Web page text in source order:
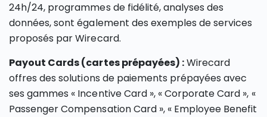
24h/24, programmes de fidélité, analyses des
données, sont également des exemples de services
proposés par Wirecard.
Payout Cards (cartes prépayées) :Wirecard
offres des solutions de paiements prépayées avec
ses gammes « Incentive Card », « Corporate Card », «
Passenger Compensation Card », « Employee Benefit